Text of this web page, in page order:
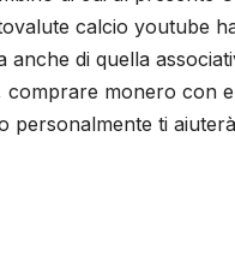
calcio youtube
di quella
monero con
personalmente ti